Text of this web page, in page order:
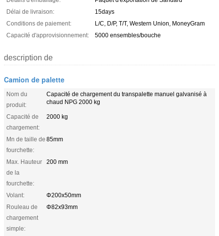
Délai de livraison:
15days
Conditions de paiement:
L/C, D/P, T/T, Western Union, MoneyGram
Capacité d'approvisionnement:
5000 ensembles/bouche
description de
Camion de palette
Nom du
produit:
Capacité de chargement du transpalette manuel galvanisé à
chaud NPG 2000 kg
Capacité de
chargement:
2000 kg
Mn de taille de
fourchette:
85mm
Max. Hauteur
de la
fourchette:
200 mm
Volant:
Φ200x50mm
Rouleau de
chargement
simple:
Φ82x93mm